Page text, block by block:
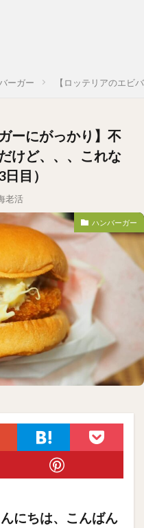
ーガー 【ロッテリアのエビ
ーにがっかり】不
けど、、、これな
目）
老活
ハンバーガー
にちは、こんばん